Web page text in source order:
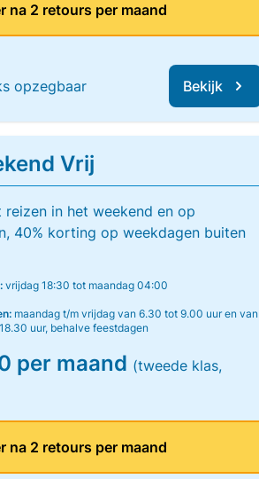
na 2 retours per maand
opzegbaar Bekijk
Vrij
reizen in het weekend en op
40% korting op weekdagen buiten
vrijdag 18:30 tot maandag 04:00
maandag t/m vrijdag van 6.30 tot 9.00 uur en van
uur, behalve feestdagen
per maand (tweede klas,
na 2 retours per maand